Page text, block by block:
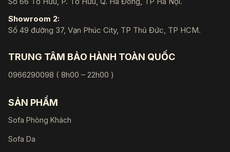
Showroom 2:
Số 49 đường 37, Vạn Phúc City, TP Thủ Đức, TP HCM.
TRUNG TÂM BẢO HÀNH TOÀN QUỐC
0966290098 ( 8h00 – 22h00 )
SẢN PHẨM
Sofa Phòng Khách
Sofa Da